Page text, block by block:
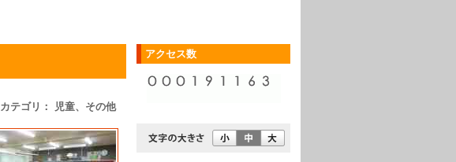
カテゴリ： 児童、その他
アクセス数